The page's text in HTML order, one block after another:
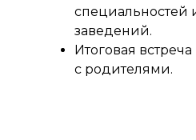
специальностей
заведений.
Итоговая встреча
с родителями.